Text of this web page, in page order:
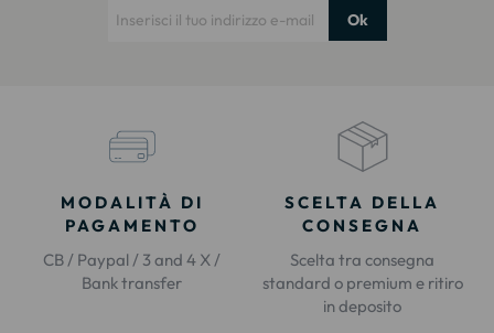
Ok
MODALITÀ DI
PAGAMENTO
CB / Paypal / 3 and 4 X /
Bank transfer
SCELTA DELLA
CONSEGNA
Scelta tra consegna
standard o premium e ritiro
in deposito